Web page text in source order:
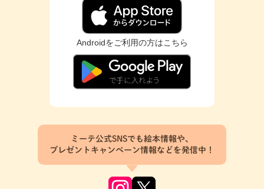
Androidをご利用の方はこちら
ミーテ公式SNSでも絵本情報や、
プレゼントキャンペーン情報などを発信中！